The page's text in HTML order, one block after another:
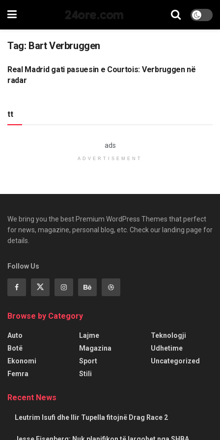
24ore.com
Tag: Bart Verbruggen
SPORT
Real Madrid gati pasuesin e Courtois: Verbruggen në
radar
tt
ads
ADVERTISEMENT
We bring you the best Premium WordPress Themes that perfect
for news, magazine, personal blog, etc. Check our landing page for
details.
Follow Us
Browse by Category
Auto
Botë
Ekonomi
Femra
Lajme
Magazina
Sport
Stili
Teknologji
Udhetime
Uncategorized
Recent News
Leutrim Isufi dhe Ilir Tupella fitojnë Drag Race 2